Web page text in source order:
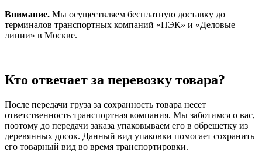
Внимание. Мы осуществляем бесплатную доставку до
терминалов транспортных компаний «ПЭК» и «Деловые
линии» в Москве.
Кто отвечает за перевозку товара?
После передачи груза за сохранность товара несет
ответственность транспортная компания. Мы заботимся о вас,
поэтому до передачи заказа упаковываем его в обрешетку из
деревянных досок. Данный вид упаковки помогает сохранить
его товарный вид во время транспортировки.